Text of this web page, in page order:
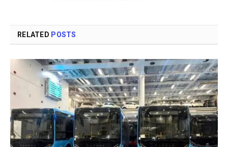
RELATED POSTS